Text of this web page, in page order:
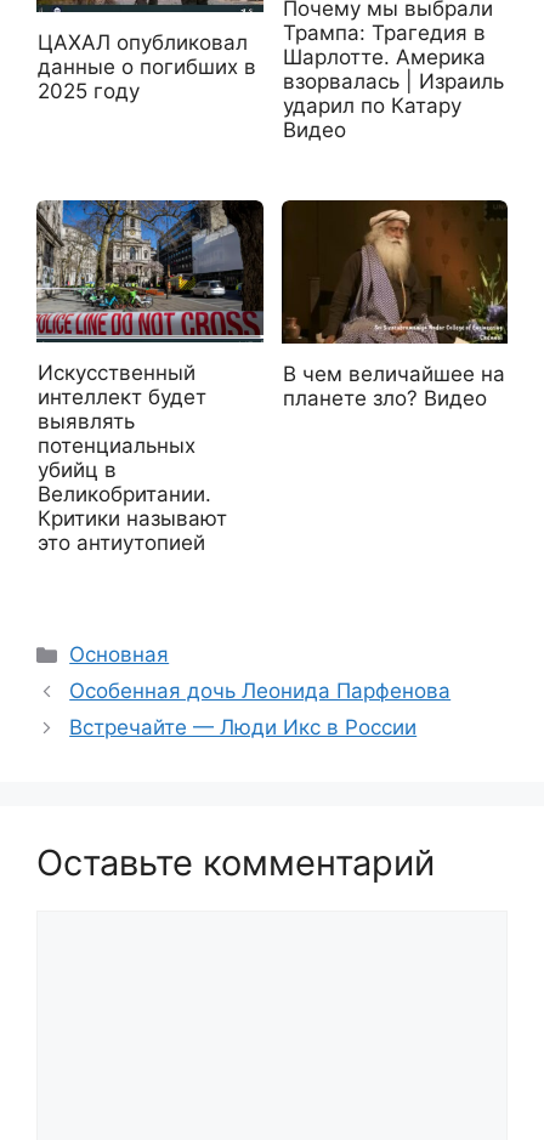
ЦАХАЛ опубликовал
данные о погибших в
2025 году
Почему мы выбрали
Трампа: Трагедия в
Шарлотте. Америка
взорвалась | Израиль
ударил по Катару
Видео
Искусственный
интеллект будет
выявлять
потенциальных
убийц в
Великобритании.
Критики называют
это антиутопией
В чем величайшее на
планете зло? Видео
Рубрики
Основная
Особенная дочь Леонида Парфенова
Встречайте — Люди Икс в России
Оставьте комментарий